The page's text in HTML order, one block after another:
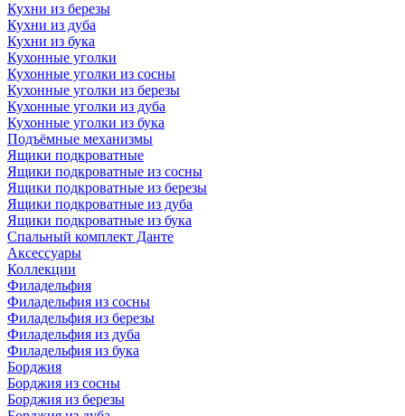
Кухни из березы
Кухни из дуба
Кухни из бука
Кухонные уголки
Кухонные уголки из сосны
Кухонные уголки из березы
Кухонные уголки из дуба
Кухонные уголки из бука
Подъёмные механизмы
Ящики подкроватные
Ящики подкроватные из сосны
Ящики подкроватные из березы
Ящики подкроватные из дуба
Ящики подкроватные из бука
Спальный комплект Данте
Аксессуары
Коллекции
Филадельфия
Филадельфия из сосны
Филадельфия из березы
Филадельфия из дуба
Филадельфия из бука
Борджия
Борджия из сосны
Борджия из березы